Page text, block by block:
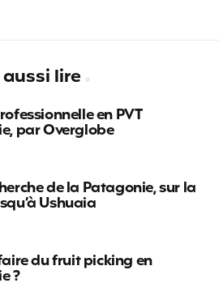
lire
en PVT
par Overglobe
de la Patagonie, sur la
Ushuaia
du fruit picking en
?